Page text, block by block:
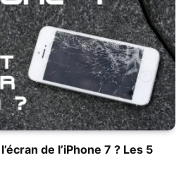
de l’iPhone 7 ? Les 5